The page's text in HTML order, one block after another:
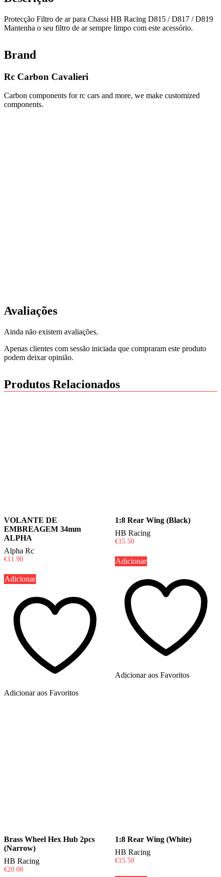
Protecção Filtro de ar para Chassi HB Racing D815 / D817 / D819
Mantenha o seu filtro de ar sempre limpo com este acessório.
Brand
Rc Carbon Cavalieri
Carbon components for rc cars and more, we make customized
components.
Avaliações
Ainda não existem avaliações.
Apenas clientes com sessão iniciada que compraram este produto
podem deixar opinião.
Produtos Relacionados
VOLANTE DE
EMBREAGEM 34mm
ALPHA
Alpha Rc
€11.90
Adicionar
Adicionar aos Favoritos
1:8 Rear Wing (Black)
HB Racing
€15.50
Adicionar
Adicionar aos Favoritos
Brass Wheel Hex Hub 2pcs
(Narrow)
HB Racing
€20.00
1:8 Rear Wing (White)
HB Racing
€15.50